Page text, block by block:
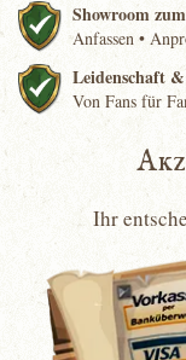
Showroom
Anfassen •
Leidenschaft
Von Fans für
Ihr